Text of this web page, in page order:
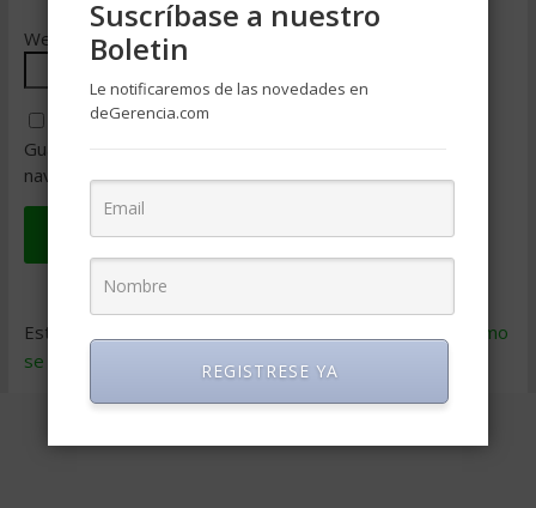
Web
Guarda mi nombre, correo electrónico y web en este
navegador para la próxima vez que comente.
Este sitio usa Akismet para reducir el spam.
Aprende cómo
se procesan los datos de tus comentarios
Suscríbase a nuestro
Boletin
Le notificaremos de las novedades en
deGerencia.com
REGISTRESE YA